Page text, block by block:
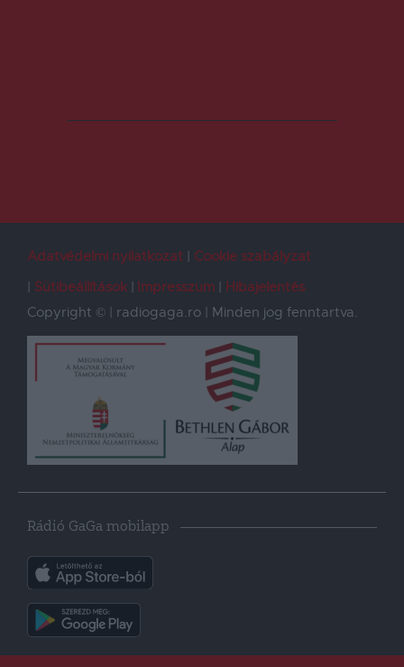
Adatvédelmi nyilatkozat
Cookie szabályzat
Sütibeállítások
Impresszum
Hibajelentés
Copyright © | radiogaga.ro | Minden jog fenntartva.
Rádió GaGa mobilapp